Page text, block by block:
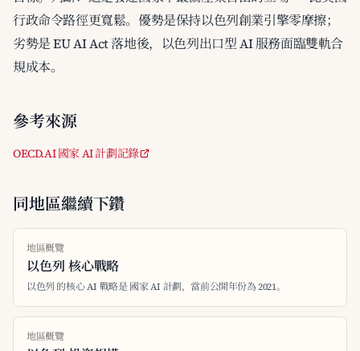
行政命令路徑更寬鬆。優勢是保持以色列創業引擎零摩擦；
劣勢是 EU AI Act 落地後，以色列出口型 AI 服務面臨雙軌合
規成本。
參考來源
OECD.AI 國家 AI 計劃記錄
同地區繼續下鑽
地區概覽
以色列 核心戰略
以色列 的核心 AI 戰略是 國家 AI 計劃，當前公開年份為 2021。
地區概覽